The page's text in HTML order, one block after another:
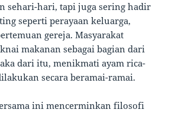
sehari-hari, tapi juga sering hadir
seperti perayaan keluarga,
gereja. Masyarakat
makanan sebagai bagian dari
dari itu, menikmati ayam rica-
secara beramai-ramai.
ini mencerminkan filosofi